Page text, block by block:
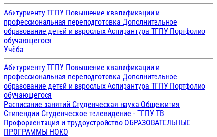
Абитуриенту ТГПУ Повышение квалификации и
профессиональная переподготовка Дополнительное
образование детей и взрослых Аспирантура ТГПУ Портфолио
обучающегося
Учёба
Абитуриенту ТГПУ Повышение квалификации и
профессиональная переподготовка Дополнительное
образование детей и взрослых Аспирантура ТГПУ Портфолио
обучающегося
Расписание занятий Студенческая наука Общежития
Стипендии Студенческое телевидение - ТГПУ ТВ
Профориентация и трудоустройство ОБРАЗОВАТЕЛЬНЫЕ
ПРОГРАММЫ НОКО